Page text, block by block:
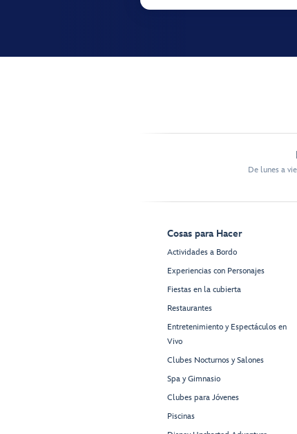
De lunes a
Cosas para Hacer
Actividades a Bordo
Experiencias con Personajes
Fiestas en la cubierta
Restaurantes
Entretenimiento y Espectáculos en
Vivo
Clubes Nocturnos y Salones
Spa y Gimnasio
Clubes para Jóvenes
Piscinas